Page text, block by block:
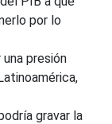
por lo
presión
gravar la